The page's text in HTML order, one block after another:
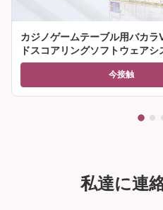
カジノゲームテーブル用バカ
ドスコアリングソフトウェアシ
今接触
私達に連